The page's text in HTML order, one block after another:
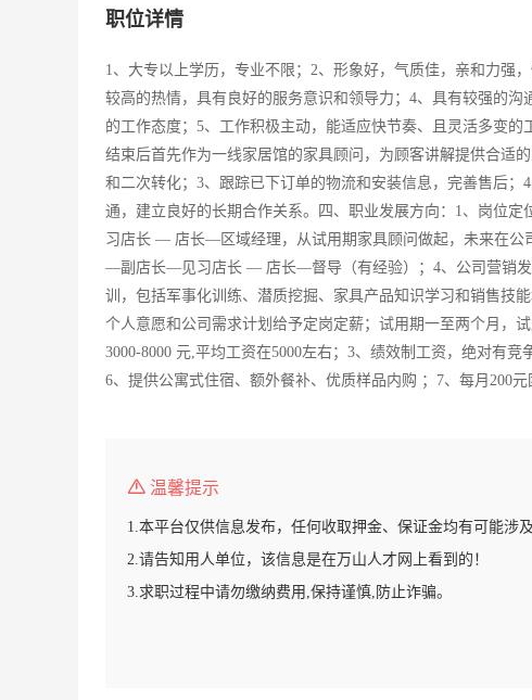
职位详情
1、大专以上学历，专业不限；2、形象好，气质佳，亲和力强
较高的热情，具有良好的服务意识和领导力；4、具有较强的
的工作态度；5、工作积极主动，能适应快节奏、且灵活多变
结束后首先作为一线家居馆的家具顾问，为顾客讲解提供合适
和二次转化；3、跟踪已下订单的物流和安装信息，完善售后
通，建立良好的长期合作关系。四、职业发展方向：1、岗位
习店长 — 店长—区域经理，从试用期家具顾问做起，未来在
—副店长—见习店长 — 店长—督导（有经验）；4、公司营销发
训，包括军事化训练、潜质挖掘、家具产品知识学习和销售技
个人意愿和公司需求计划给予定岗定薪；试用期一至两个月，
3000-8000 元,平均工资在5000左右；3、绩效制工资，绝对有
6、提供公寓式住宿、额外餐补、优质样品内购 ；7、每月200
温馨提示
1.本平台仅供信息发布，任何收取押金、保证金均有可能涉
2.请告知用人单位，该信息是在万山人才网上看到的！
3.求职过程中请勿缴纳费用,保持谨慎,防止诈骗。